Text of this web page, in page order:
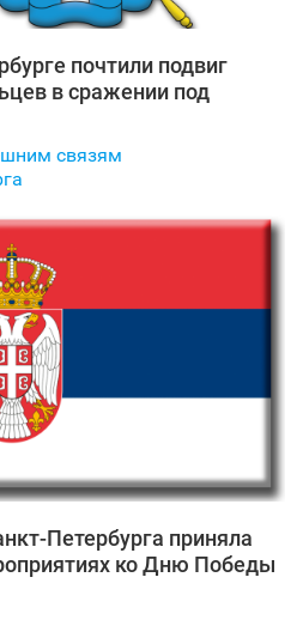
почтили подвиг
в сражении под
связям
приняла
ко Дню Победы